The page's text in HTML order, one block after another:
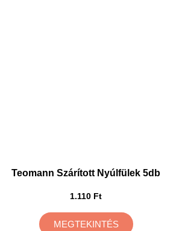
Teomann Szárított Nyúlfülek 5db
1.110 Ft
MEGTEKINTÉS